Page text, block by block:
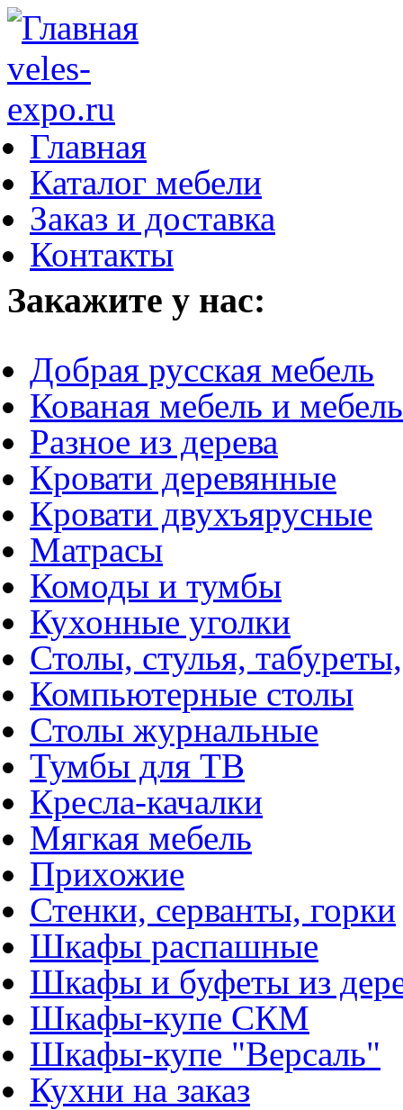
Главная
Каталог мебели
Заказ и доставка
Контакты
Закажите у нас:
Добрая русская мебель
Кованая мебель и
Разное из дерева
Кровати деревянные
Кровати двухъярусные
Матрасы
Комоды и тумбы
Кухонные уголки
Столы, стулья,
Компьютерные столы
Столы журнальные
Тумбы для ТВ
Кресла-качалки
Мягкая мебель
Прихожие
Стенки, серванты, горки
Шкафы распашные
Шкафы и буфеты из
Шкафы-купе СКМ
Шкафы-купе "Версаль"
Кухни на заказ